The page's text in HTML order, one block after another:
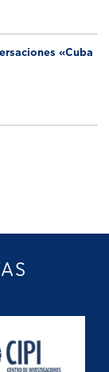
«Cuba